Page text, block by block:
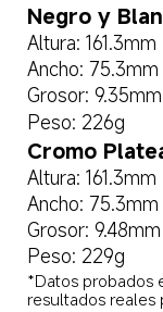
Negro y
Altura: 161.3mm
Ancho: 75.3mm
Grosor: 9.35mm
Peso: 226g
Cromo
Altura: 161.3mm
Ancho: 75.3mm
Grosor: 9.48mm
Peso: 229g
*Datos probados
resultados reales